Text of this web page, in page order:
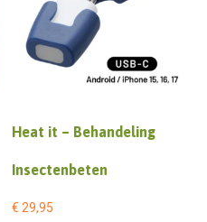
Heat it – Behandeling
Insectenbeten
€ 29,95